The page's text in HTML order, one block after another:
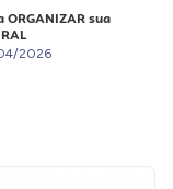
ORGANIZAR sua
2026